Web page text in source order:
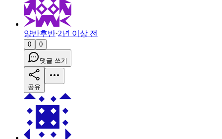
양반후반·2년 이상 전
0 0
댓글 쓰기
공유